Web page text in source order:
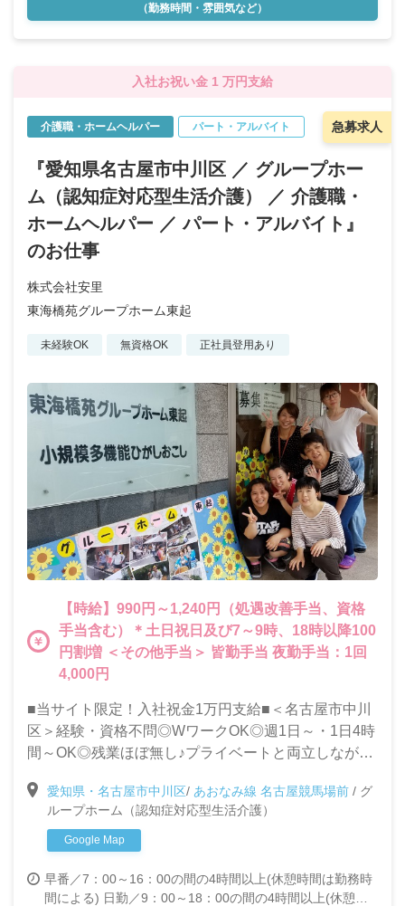
（勤務時間・雰囲気など）
入社お祝い金 1 万円支給
急募求人
介護職・ホームヘルパー パート・アルバイト
『愛知県名古屋市中川区 ／ グループホー
ム（認知症対応型生活介護） ／ 介護職・
ホームヘルパー ／ パート・アルバイト』
のお仕事
株式会社安里
東海橋苑グループホーム東起
未経験OK 無資格OK 正社員登用あり
【時給】990円～1,240円（処遇改善手当、資格
手当含む）＊土日祝日及び7～9時、18時以降100
円割増 ＜その他手当＞ 皆勤手当 夜勤手当：1回
4,000円
■当サイト限定！入社祝金1万円支給■＜名古屋市中川
区＞経験・資格不問◎WワークOK◎週1日～・1日4時
間～OK◎残業ほぼ無し♪プライベートと両立しながら
＞
愛知県・名古屋市中川区/ あおなみ線 名古屋競馬場前 / グ
ループホーム（認知症対応型生活介護）
Google Map
早番／7：00～16：00の間の4時間以上(休憩時間は勤務時
間による) 日勤／9：00～18：00の間の4時間以上(休憩時